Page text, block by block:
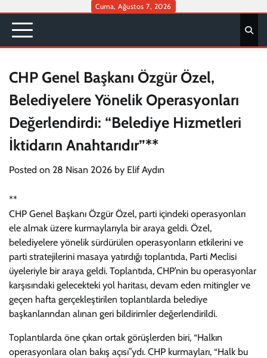
content
Cuma, Ağustos 7, 2026
CHP Genel Başkanı Özgür Özel,
Belediyelere Yönelik Operasyonları
Değerlendirdi: “Belediye Hizmetleri
İktidarın Anahtarıdır”**
Posted on 28 Nisan 2026 by Elif Aydın
**
CHP Genel Başkanı Özgür Özel, parti içindeki operasyonları
ele almak üzere kurmaylarıyla bir araya geldi. Özel,
belediyelere yönelik sürdürülen operasyonların etkilerini ve
parti stratejilerini masaya yatırdığı toplantıda, Parti Meclisi
üyeleriyle bir araya geldi. Toplantıda, CHP’nin bu operasyonlar
karşısındaki gelecekteki yol haritası, devam eden mitingler ve
geçen hafta gerçekleştirilen toplantılarda belediye
başkanlarından alınan geri bildirimler değerlendirildi.
Toplantılarda öne çıkan ortak görüşlerden biri, “Halkın
operasyonlara olan bakış açısı”ydı. CHP kurmayları, “Halk bu